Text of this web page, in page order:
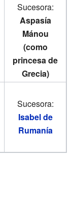
Sucesora:
Aspasía
Mánou
(como
princesa de
Grecia)
Sucesora:
Isabel de
Rumanía